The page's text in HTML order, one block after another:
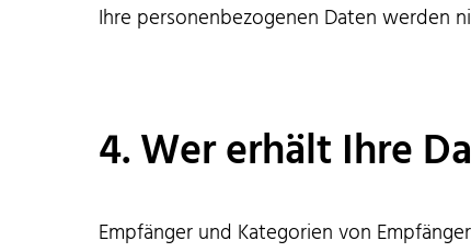
Ihre personenbezogenen Daten werden
4. Wer erhält Ihre
Empfänger und Kategorien von